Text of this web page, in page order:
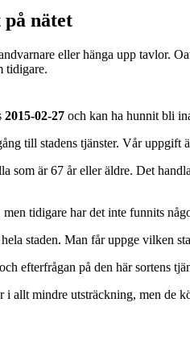
nätet
eller hänga upp tavlor.
tidigare.
2015-02-27 och kan ha hunnit bli
till stadens tjänster. Vår uppgift
som är 67 år eller äldre. Det
tidigare har det inte funnits
staden. Man får uppge vilken
efterfrågan på den här sortens
allt mindre utsträckning, men de